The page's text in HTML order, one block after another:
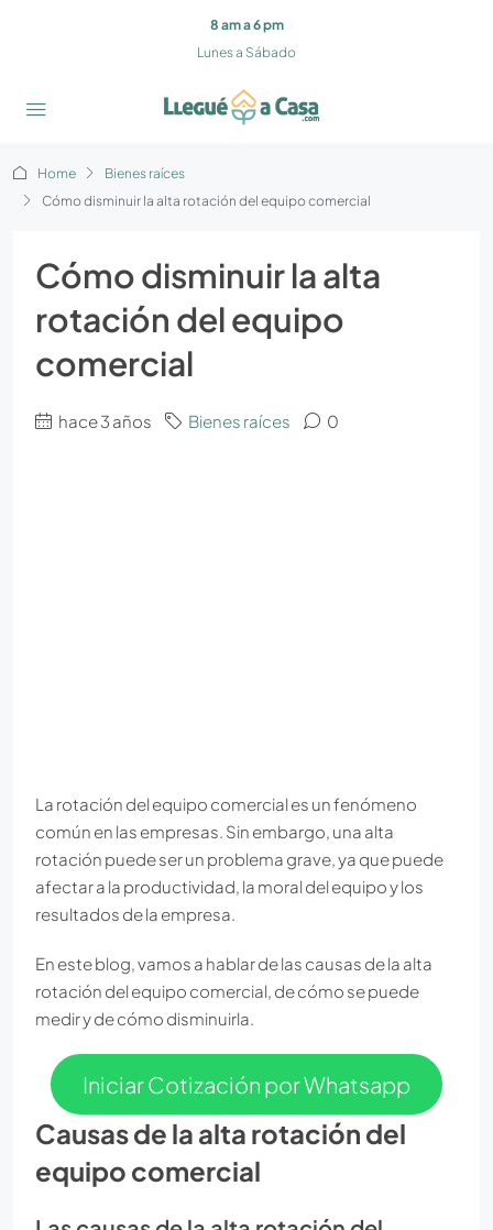
8 am a 6 pm
Lunes a Sábado
Home
Bienes raíces
Cómo disminuir la alta rotación del equipo comercial
Cómo disminuir la alta
rotación del equipo
comercial
hace 3 años Bienes raíces 0
La rotación del equipo comercial es un fenómeno
común en las empresas. Sin embargo, una alta
rotación puede ser un problema grave, ya que puede
afectar a la productividad, la moral del equipo y los
resultados de la empresa.
En este blog, vamos a hablar de las causas de la alta
rotación del equipo comercial, de cómo se puede
medir y de cómo disminuirla.
Iniciar Cotización por Whatsapp
Causas de la alta rotación del
equipo comercial